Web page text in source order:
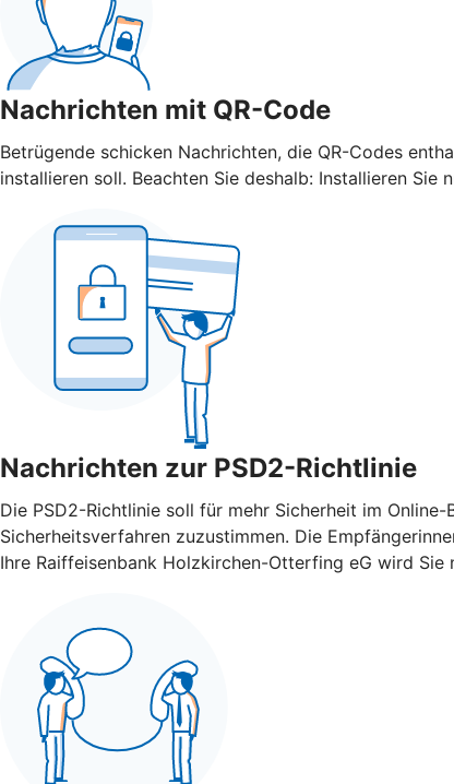
Nachrichten mit QR-Code
Betrügende schicken Nachrichten, die QR-Codes
installieren soll. Beachten Sie deshalb: Installieren
Nachrichten zur PSD2-Richtlinie
Die PSD2-Richtlinie soll für mehr Sicherheit im
Sicherheitsverfahren zuzustimmen. Die
Ihre Raiffeisenbank Holzkirchen-Otterfing eG wird